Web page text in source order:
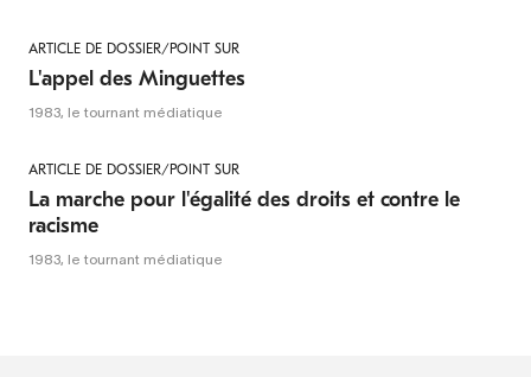
ARTICLE DE DOSSIER/POINT SUR
L'appel des Minguettes
1983, le tournant médiatique
ARTICLE DE DOSSIER/POINT SUR
La marche pour l'égalité des droits et contre le
racisme
1983, le tournant médiatique